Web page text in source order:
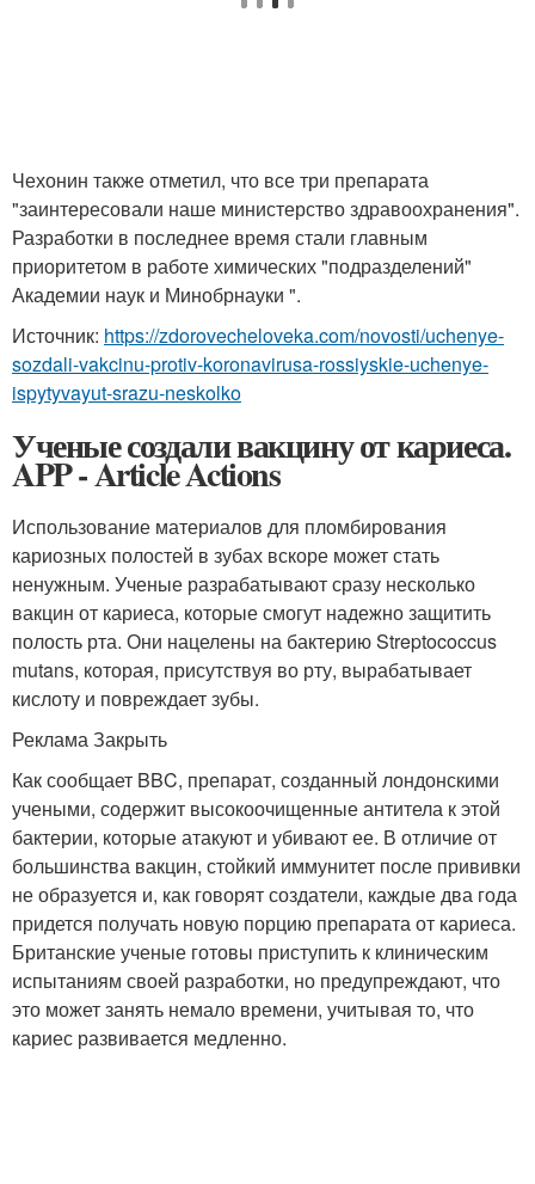
Чехонин также отметил, что все три препарата
"заинтересовали наше министерство здравоохранения".
Разработки в последнее время стали главным
приоритетом в работе химических "подразделений"
Академии наук и Минобрнауки ".
Источник: https://zdorovecheloveka.com/novosti/uchenye-
sozdali-vakcinu-protiv-koronavirusa-rossiyskie-uchenye-
ispytyvayut-srazu-neskolko
Ученые создали вакцину от кариеса.
APP - Article Actions
Использование материалов для пломбирования
кариозных полостей в зубах вскоре может стать
ненужным. Ученые разрабатывают сразу несколько
вакцин от кариеса, которые смогут надежно защитить
полость рта. Они нацелены на бактерию Streptococcus
mutans, которая, присутствуя во рту, вырабатывает
кислоту и повреждает зубы.
Реклама Закрыть
Как сообщает BBC, препарат, созданный лондонскими
учеными, содержит высокоочищенные антитела к этой
бактерии, которые атакуют и убивают ее. В отличие от
большинства вакцин, стойкий иммунитет после прививки
не образуется и, как говорят создатели, каждые два года
придется получать новую порцию препарата от кариеса.
Британские ученые готовы приступить к клиническим
испытаниям своей разработки, но предупреждают, что
это может занять немало времени, учитывая то, что
кариес развивается медленно.